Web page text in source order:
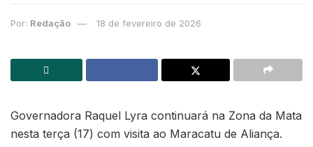
Por: Redação 18 de fevereiro de 2026
Governadora Raquel Lyra continuará na Zona da Mata
nesta terça (17) com visita ao Maracatu de Aliança.